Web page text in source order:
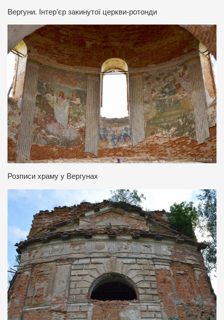
Вергуни. Інтер’єр закинутої церкви-ротонди
Розписи храму у Вергунах